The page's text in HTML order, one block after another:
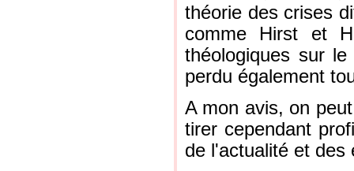
théorie des crises
comme Hirst et
théologiques sur
perdu également
A mon avis, on
tirer cependant
de l'actualité et des